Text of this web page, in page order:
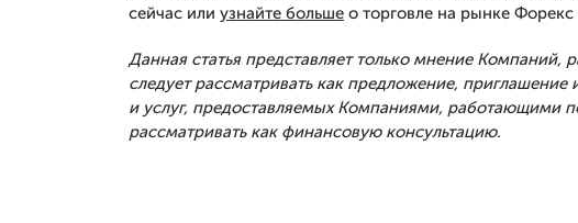
сейчас или узнайте больше о торговле на рынке Форекс
Данная статья представляет только мнение
следует рассматривать как предложение,
и услуг, предоставляемых Компаниями, работающими
рассматривать как финансовую консультацию.